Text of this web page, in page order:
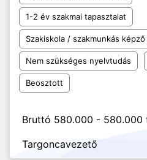
1-2 év szakmai tapasztalat
Szakiskola / szakmunkás képző
Nem szükséges nyelvtudás
Beosztott
Bruttó 580.000 - 580.000
Targoncavezető